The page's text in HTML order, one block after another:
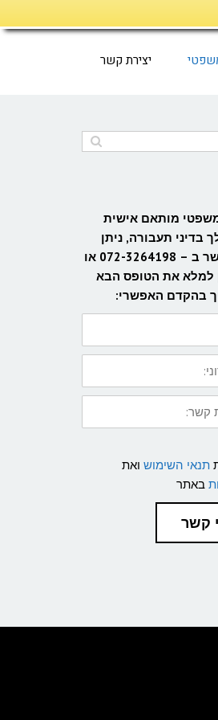
יצירת קשר
מותאם אישית
בדיני תעבורה, ניתן
ליצור עימנו קשר ב – 072-3264198 או
למלא את הטופס הבא
בהקדם האפשרי:
תנאי השימוש ואת
באתר
קשר